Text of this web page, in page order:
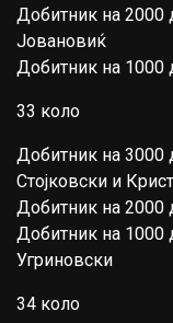
Добитник на 2000
Јовановиќ
Добитник на 1000
33 коло
Добитник на 3000
Стојковски и
Добитник на 2000
Добитник на 1000
Угриновски
34 коло